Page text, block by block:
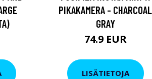
PIKAKAMERA - CHARCOAL
GRAY
74.9 EUR
LISÄTIETOJA